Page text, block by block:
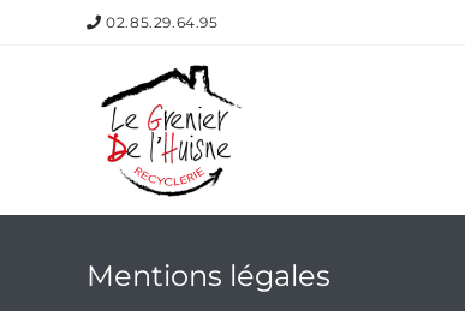
02.85.29.64.95
Mentions légales